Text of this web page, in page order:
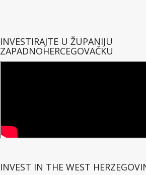
INVESTIRAJTE U ŽUPANIJU
ZAPADNOHERCEGOVAČKU
INVEST IN THE WEST